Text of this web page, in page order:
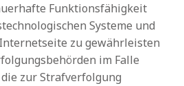
Funktionsfähigkeit
Systeme und
zu gewährleisten
im Falle
zur Strafverfolgung